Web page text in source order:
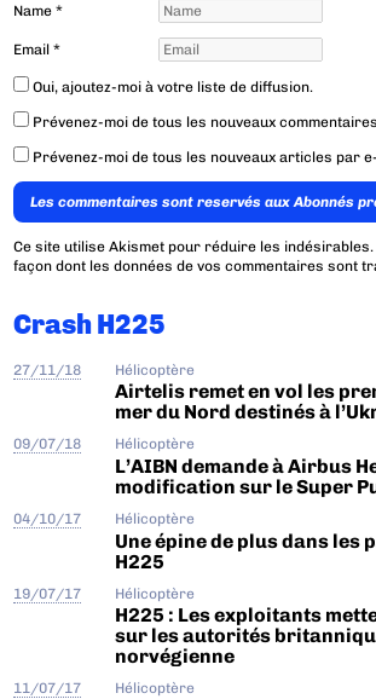
Name*
Email*
Oui, ajoutez-moi à votre liste de diffusion.
Prévenez-moi de tous les nouveaux
Prévenez-moi de tous les nouveaux articles par
Les commentaires sont reservés aux Abonnés
Ce site utilise Akismet pour réduire les indésirables.
façon dont les données de vos commentaires sont
Crash H225
27/11/18 Hélicoptère
Airtelis remet en vol les
mer du Nord destinés à
09/07/18 Hélicoptère
L’AIBN demande à Airbus
modification sur le Super
04/10/17 Hélicoptère
Une épine de plus dans les
H225
19/07/17 Hélicoptère
H225 : Les exploitants
sur les autorités
norvégienne
11/07/17 Hélicoptère